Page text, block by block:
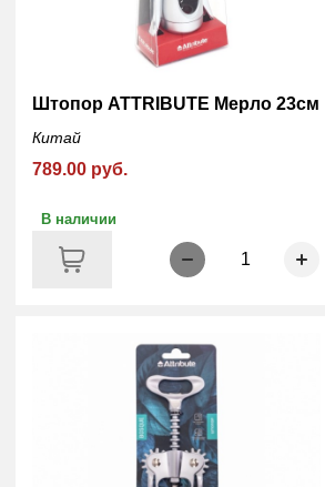
Штопор ATTRIBUTE Мерло 23см
Китай
789.00 руб.
В наличии
1